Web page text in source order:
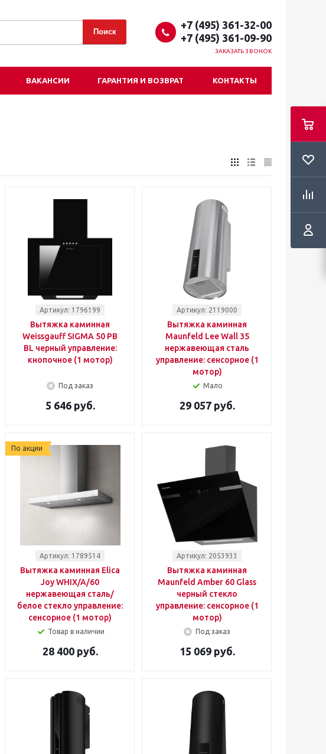
+7 (495) 361-32-00
+7 (495) 361-09-90
ЗАКАЗАТЬ ЗВОНОК
ВАКАНСИИ ГАРАНТИЯ И ВОЗВРАТ КОНТАКТЫ
Артикул: 1796199
Вытяжка каминная
Weissgauff SIGMA 50 PB
BL черный управление:
кнопочное (1 мотор)
Под заказ
5 646 руб.
Артикул: 2119000
Вытяжка каминная
Maunfeld Lee Wall 35
нержавеющая сталь
управление: сенсорное (1
мотор)
Мало
29 057 руб.
По акции
Артикул: 1789514
Вытяжка каминная Elica
Joy WHIX/A/60
нержавеющая сталь/
белое стекло управление:
сенсорное (1 мотор)
Товар в наличии
28 400 руб.
Артикул: 2053933
Вытяжка каминная
Maunfeld Amber 60 Glass
черный стекло
управление: сенсорное (1
мотор)
Под заказ
15 069 руб.